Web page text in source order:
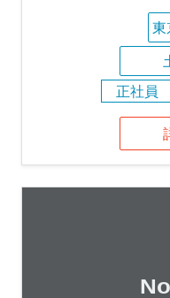
東
正社員